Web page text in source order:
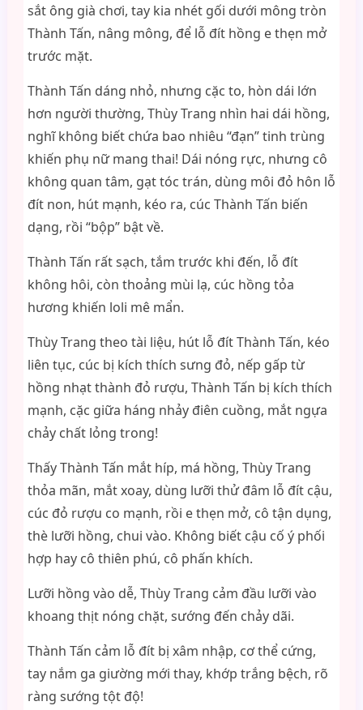
sắt ông già chơi, tay kia nhét gối dưới mông tròn
Thành Tấn, nâng mông, để lỗ đít hồng e thẹn mở
trước mặt.
Thành Tấn dáng nhỏ, nhưng cặc to, hòn dái lớn
hơn người thường, Thùy Trang nhìn hai dái hồng,
nghĩ không biết chứa bao nhiêu “đạn” tinh trùng
khiến phụ nữ mang thai! Dái nóng rực, nhưng cô
không quan tâm, gạt tóc trán, dùng môi đỏ hôn lỗ
đít non, hút mạnh, kéo ra, cúc Thành Tấn biến
dạng, rồi “bộp” bật về.
Thành Tấn rất sạch, tắm trước khi đến, lỗ đít
không hôi, còn thoảng mùi lạ, cúc hồng tỏa
hương khiến loli mê mẩn.
Thùy Trang theo tài liệu, hút lỗ đít Thành Tấn, kéo
liên tục, cúc bị kích thích sưng đỏ, nếp gấp từ
hồng nhạt thành đỏ rượu, Thành Tấn bị kích thích
mạnh, cặc giữa háng nhảy điên cuồng, mắt ngựa
chảy chất lỏng trong!
Thấy Thành Tấn mắt híp, má hồng, Thùy Trang
thỏa mãn, mắt xoay, dùng lưỡi thử đâm lỗ đít cậu,
cúc đỏ rượu co mạnh, rồi e thẹn mở, cô tận dụng,
thè lưỡi hồng, chui vào. Không biết cậu cố ý phối
hợp hay cô thiên phú, cô phấn khích.
Lưỡi hồng vào dễ, Thùy Trang cảm đầu lưỡi vào
khoang thịt nóng chặt, sướng đến chảy dãi.
Thành Tấn cảm lỗ đít bị xâm nhập, cơ thể cứng,
tay nắm ga giường mới thay, khớp trắng bệch, rõ
ràng sướng tột độ!